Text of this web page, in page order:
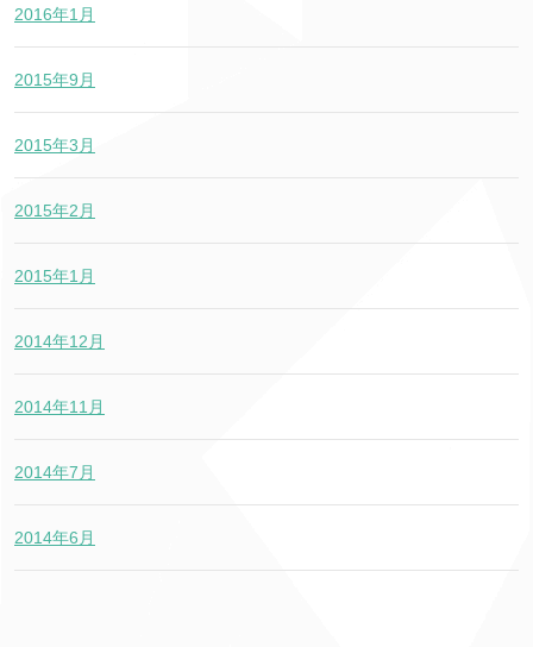
2016年1月
2015年9月
2015年3月
2015年2月
2015年1月
2014年12月
2014年11月
2014年7月
2014年6月